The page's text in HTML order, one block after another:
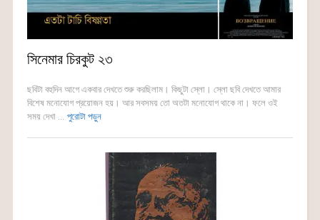
সিনেমার চিরকুট ২৩
ছবিটা বহুদিন আগে একবার দেখতে শুরু করছিলাম। কিছুটা স্লো। স্লো ছবি দেখতে আমার
বিশেষ মনোযোগ প্রয়োজন হয়। আর সবসময় তো অতটা মনোযোগ থাকে না। ফলে ওই
সময় দেখা ... পুরোটা পড়ুন